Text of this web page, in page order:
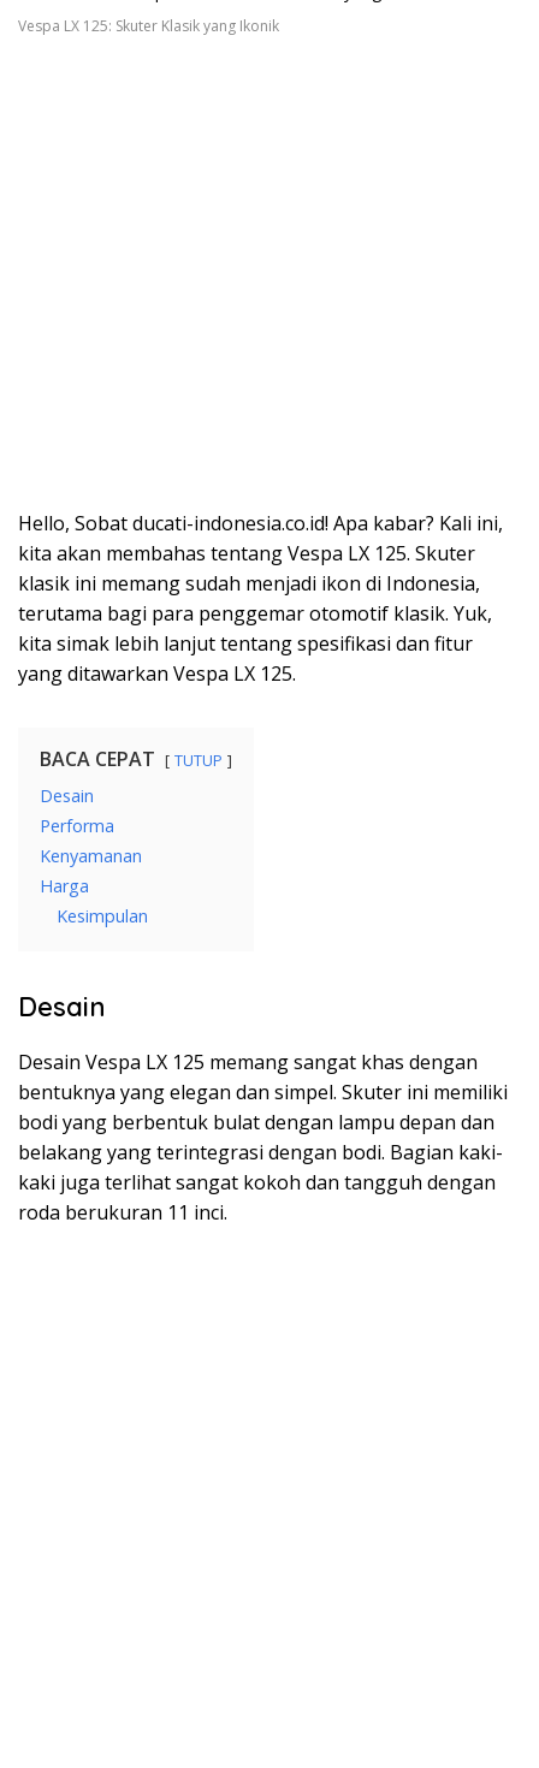
Vespa LX 125: Skuter Klasik yang Ikonik
Hello, Sobat ducati-indonesia.co.id! Apa kabar? Kali ini,
kita akan membahas tentang Vespa LX 125. Skuter
klasik ini memang sudah menjadi ikon di Indonesia,
terutama bagi para penggemar otomotif klasik. Yuk,
kita simak lebih lanjut tentang spesifikasi dan fitur
yang ditawarkan Vespa LX 125.
BACA CEPAT TUTUP
Desain
Performa
Kenyamanan
Harga
Kesimpulan
Desain
Desain Vespa LX 125 memang sangat khas dengan
bentuknya yang elegan dan simpel. Skuter ini memiliki
bodi yang berbentuk bulat dengan lampu depan dan
belakang yang terintegrasi dengan bodi. Bagian kaki-
kaki juga terlihat sangat kokoh dan tangguh dengan
roda berukuran 11 inci.